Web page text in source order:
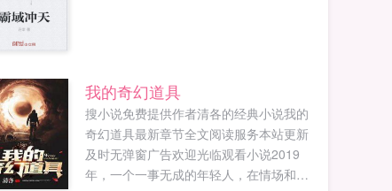
我的奇幻道具
搜小说免费提供作者清各的经典小说我的
奇幻道具最新章节全文阅读服务本站更新
及时无弹窗广告欢迎光临观看小说2019
年，一个一事无成的年轻人，在情场和职